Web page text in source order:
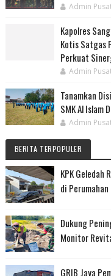
Admin
Kapolres
Kotis Satgas
Perkuat
Admin
Tanamkan
SMK Al Islam
Admin
BERITA TERPOPULER
KPK Geledah
di
Dukung
Monitor
GRIB Jaya